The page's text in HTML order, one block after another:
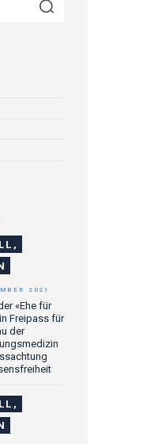
«Ehe für
Freipass für
der
2021